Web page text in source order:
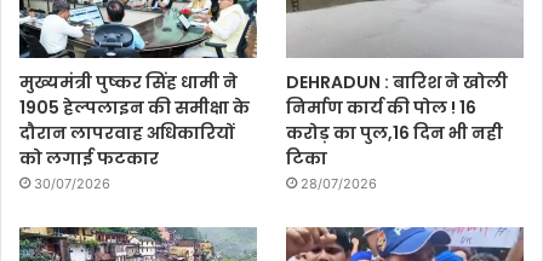
मुख्यमंत्री पुष्कर सिंह धामी ने
1905 हेल्पलाइन की समीक्षा के
दौरान लापरवाह अधिकारियों
को लगाई फटकार
30/07/2026
DEHRADUN : बारिश ने खोली
निर्माण कार्य की पोल ! 16
करोड़ का पुल,16 दिन भी नही
टिका
28/07/2026